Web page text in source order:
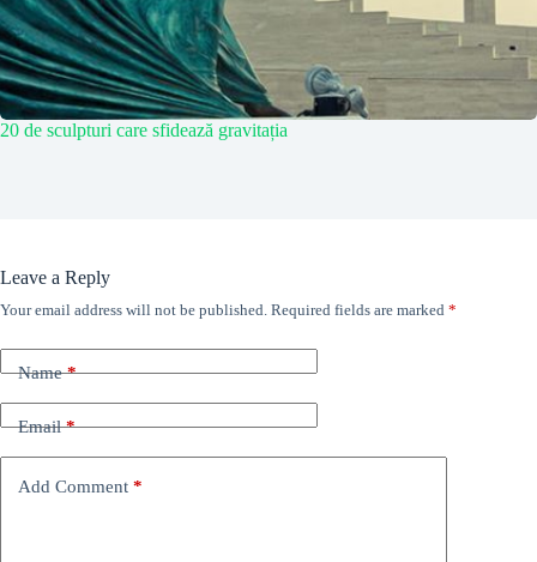
20 de sculpturi care sfidează gravitația
Leave a Reply
Your email address will not be published. Required fields are marked *
Name*
Email*
Add Comment *